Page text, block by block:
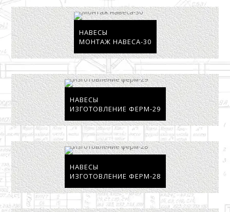
НАВЕСЫ
МОНТАЖ НАВЕСА-30
НАВЕСЫ
ИЗГОТОВЛЕНИЕ ФЕРМ-29
НАВЕСЫ
ИЗГОТОВЛЕНИЕ ФЕРМ-28